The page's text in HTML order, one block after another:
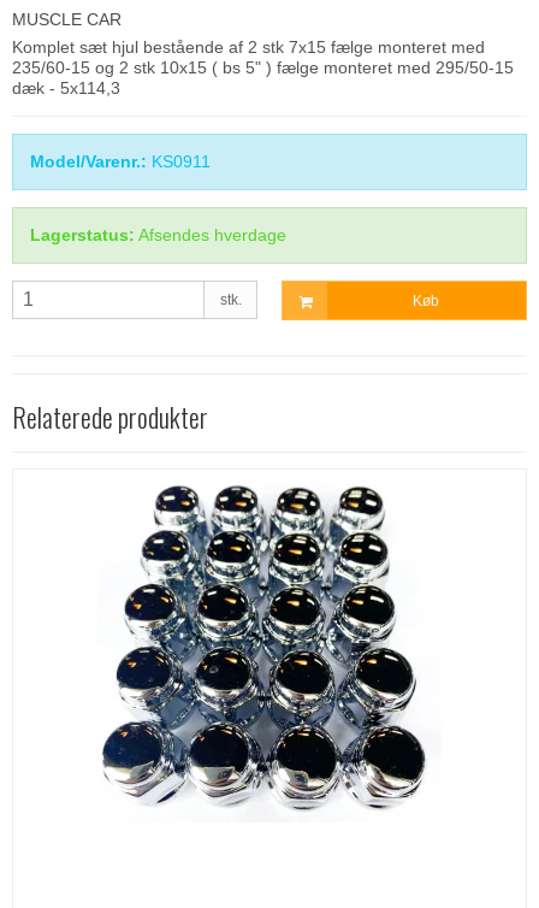
MUSCLE CAR
Komplet sæt hjul bestående af 2 stk 7x15 fælge monteret med
235/60-15 og 2 stk 10x15 ( bs 5" ) fælge monteret med 295/50-15
dæk - 5x114,3
Model/Varenr.: KS0911
Lagerstatus: Afsendes hverdage
stk. Køb
Relaterede produkter